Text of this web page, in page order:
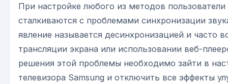
При настройке любого из методов пользователи
сталкиваются с проблемами синхронизации
явление называется десинхронизацией и часто
трансляции экрана или использовании веб-
решения этой проблемы необходимо зайти в
телевизора Samsung и отключить все эффекты